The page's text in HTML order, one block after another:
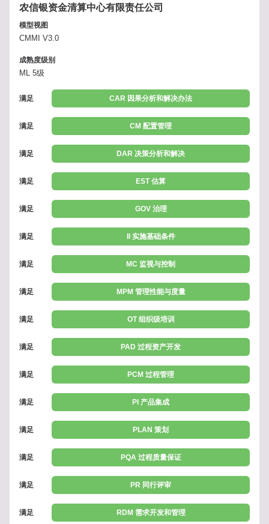
农信银资金清算中心有限责任公司
模型视图
CMMI V3.0
成熟度级别
ML 5级
满足 CAR 因果分析和解决办法
满足 CM 配置管理
满足 DAR 决策分析和解决
满足 EST 估算
满足 GOV 治理
满足 II 实施基础条件
满足 MC 监视与控制
满足 MPM 管理性能与度量
满足 OT 组织级培训
满足 PAD 过程资产开发
满足 PCM 过程管理
满足 PI 产品集成
满足 PLAN 策划
满足 PQA 过程质量保证
满足 PR 同行评审
满足 RDM 需求开发和管理